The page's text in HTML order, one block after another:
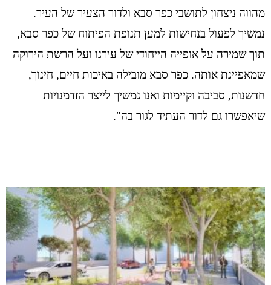
מהווה ניצחון לתושבי כפר סבא ולדור הצעיר של העיר.
נמשיך לפעול בנחישות למען תנופת הפיתוח של כפר סבא,
תוך שמירה על אופייה הייחודי של עירנו ועל הרשת הירוקה
שמאפיינת אותה. כפר סבא מובילה באיכות חיים, חינוך,
חדשנות, סביבה וקיימות ואנו נמשיך לייצר הזדמנויות
שיאפשרו גם לדור העתיד לגור בה".